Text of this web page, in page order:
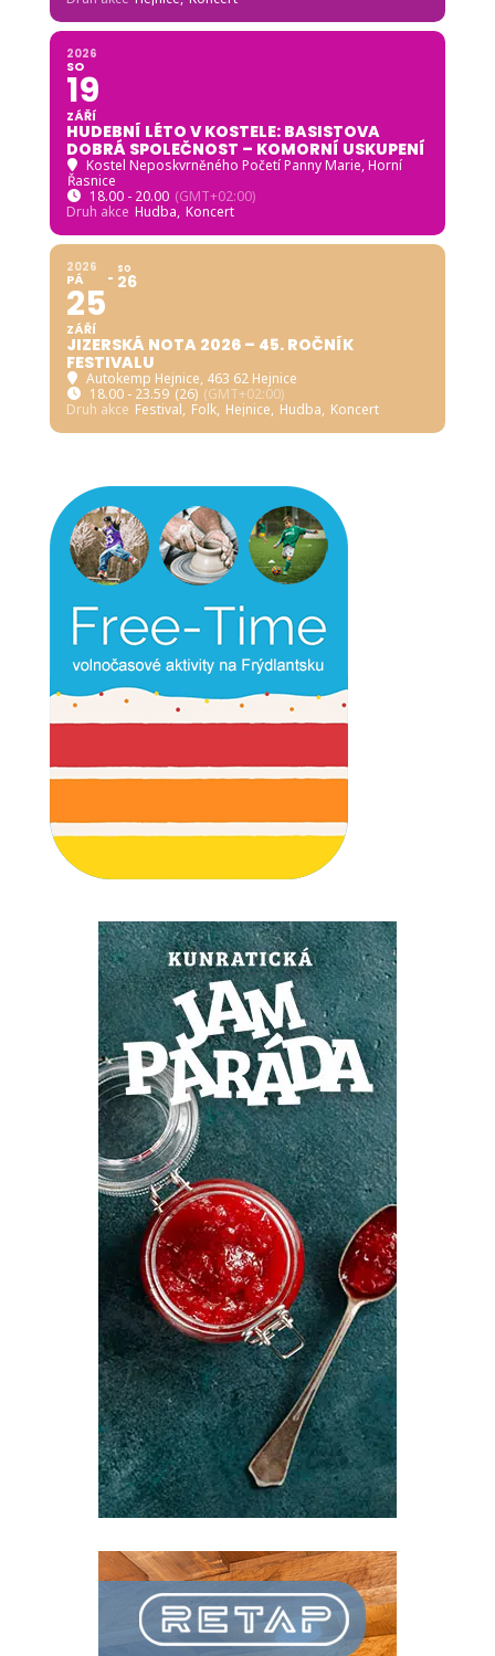
2026
SO
19
ZÁŘÍ
HUDEBNÍ LÉTO V KOSTELE: BASISTOVA
DOBRÁ SPOLEČNOST – KOMORNÍ USKUPENÍ
Kostel Neposkvrněného Početí Panny Marie, Horní
Řasnice
18.00 - 20.00 (GMT+02:00)
Druh akce Hudba, Koncert
2026
PÁ
25
ZÁŘÍ
SO
26
JIZERSKÁ NOTA 2026 – 45. ROČNÍK
FESTIVALU
Autokemp Hejnice, 463 62 Hejnice
18.00 - 23.59 (26) (GMT+02:00)
Druh akce Festival, Folk, Hejnice, Hudba, Koncert